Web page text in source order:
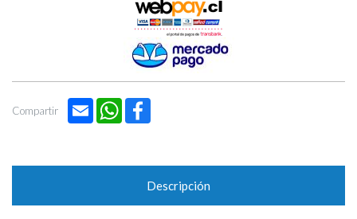
Compartir Email WhatsApp
Descripción